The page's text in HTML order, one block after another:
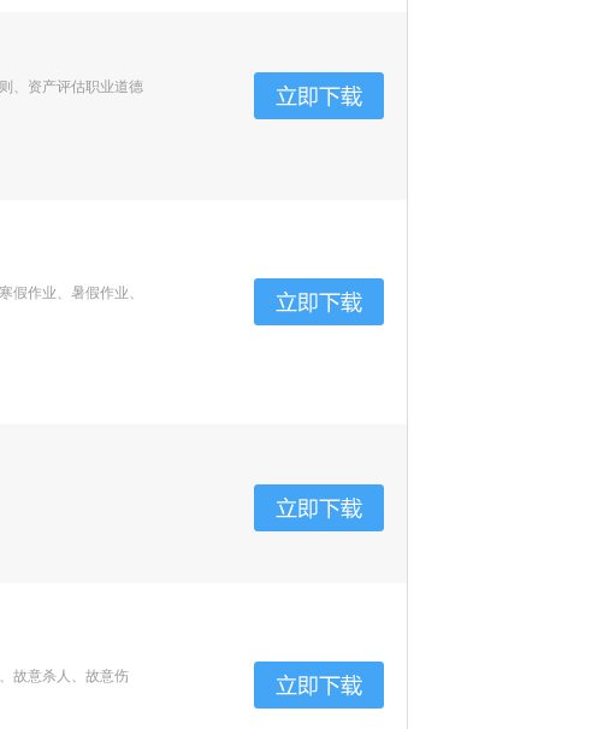
、资产评估职业道德
假作业、暑假作业、
故意杀人、故意伤